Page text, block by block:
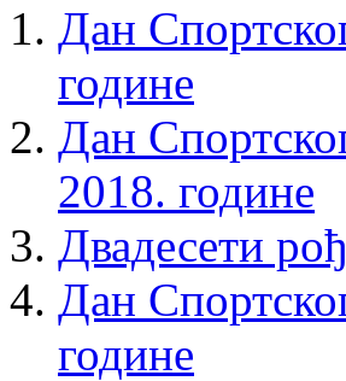
Дан
године
Дан
2018. године
Двадесети
Дан
године